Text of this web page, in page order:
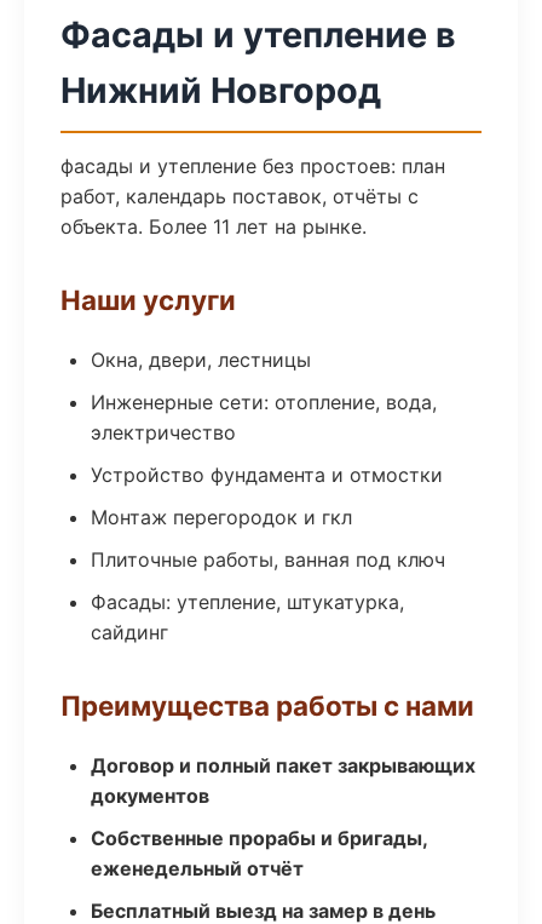
Фасады и утепление в
Нижний Новгород
фасады и утепление без простоев: план
работ, календарь поставок, отчёты с
объекта. Более 11 лет на рынке.
Наши услуги
Окна, двери, лестницы
Инженерные сети: отопление, вода,
электричество
Устройство фундамента и отмостки
Монтаж перегородок и гкл
Плиточные работы, ванная под ключ
Фасады: утепление, штукатурка,
сайдинг
Преимущества работы с нами
Договор и полный пакет закрывающих
документов
Собственные прорабы и бригады,
еженедельный отчёт
Бесплатный выезд на замер в день